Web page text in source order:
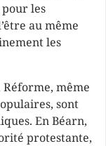
pour les
au même
les
même
sont
En Béarn,
protestante,